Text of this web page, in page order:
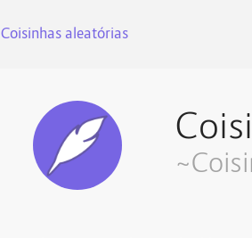
Coisinhas aleatórias